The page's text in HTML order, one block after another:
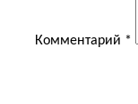
Комментарий *